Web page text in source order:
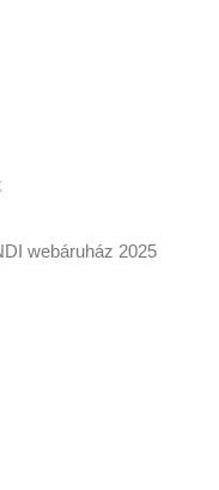
webáruház 2025